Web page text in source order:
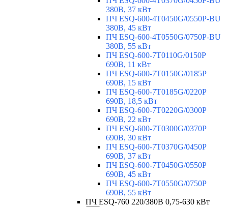
380В, 37 кВт
ПЧ ESQ-600-4T0450G/0550P-BU
380В, 45 кВт
ПЧ ESQ-600-4T0550G/0750P-BU
380В, 55 кВт
ПЧ ESQ-600-7T0110G/0150P
690В, 11 кВт
ПЧ ESQ-600-7T0150G/0185P
690В, 15 кВт
ПЧ ESQ-600-7T0185G/0220P
690В, 18,5 кВт
ПЧ ESQ-600-7T0220G/0300P
690В, 22 кВт
ПЧ ESQ-600-7T0300G/0370P
690В, 30 кВт
ПЧ ESQ-600-7T0370G/0450P
690В, 37 кВт
ПЧ ESQ-600-7T0450G/0550P
690В, 45 кВт
ПЧ ESQ-600-7T0550G/0750P
690В, 55 кВт
ПЧ ESQ-760 220/380В 0,75-630 кВт